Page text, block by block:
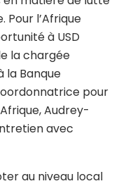
l’Afrique
à USD
la chargée
la Banque
pour
Audrey-
avec
au niveau local